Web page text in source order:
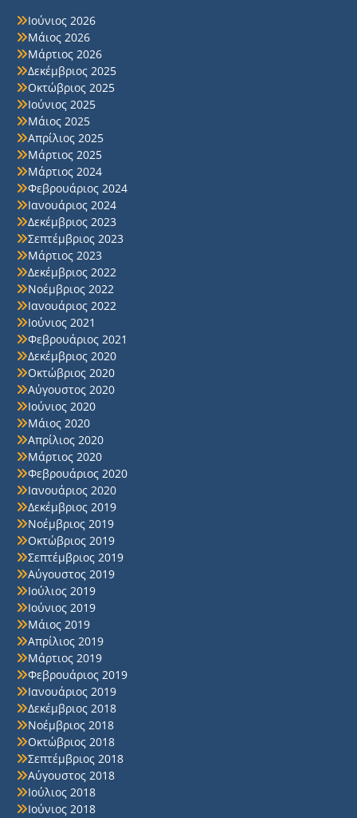
Ιούνιος 2026
Μάιος 2026
Μάρτιος 2026
Δεκέμβριος 2025
Οκτώβριος 2025
Ιούνιος 2025
Μάιος 2025
Απρίλιος 2025
Μάρτιος 2025
Μάρτιος 2024
Φεβρουάριος 2024
Ιανουάριος 2024
Δεκέμβριος 2023
Σεπτέμβριος 2023
Μάρτιος 2023
Δεκέμβριος 2022
Νοέμβριος 2022
Ιανουάριος 2022
Ιούνιος 2021
Φεβρουάριος 2021
Δεκέμβριος 2020
Οκτώβριος 2020
Αύγουστος 2020
Ιούνιος 2020
Μάιος 2020
Απρίλιος 2020
Μάρτιος 2020
Φεβρουάριος 2020
Ιανουάριος 2020
Δεκέμβριος 2019
Νοέμβριος 2019
Οκτώβριος 2019
Σεπτέμβριος 2019
Αύγουστος 2019
Ιούλιος 2019
Ιούνιος 2019
Μάιος 2019
Απρίλιος 2019
Μάρτιος 2019
Φεβρουάριος 2019
Ιανουάριος 2019
Δεκέμβριος 2018
Νοέμβριος 2018
Οκτώβριος 2018
Σεπτέμβριος 2018
Αύγουστος 2018
Ιούλιος 2018
Ιούνιος 2018